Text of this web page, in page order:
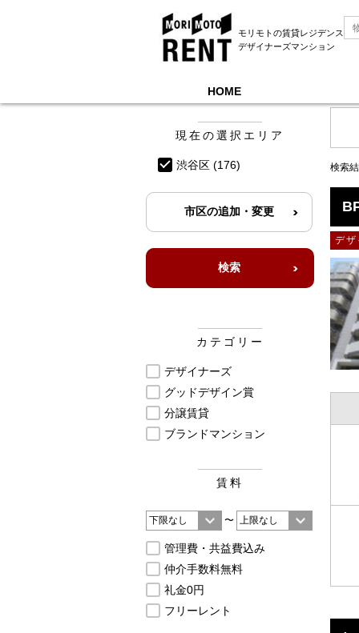
モリモトの賃貸レジデンス
デザイナーズマンション
HOME
モリモトレントTOP ＞
検索
デ
現在の選択エリア
渋谷区 (176)
カテゴリー
デザイナーズ
グッドデザイン賞
分譲賃貸
ブランドマンション
賃料
〜
管理費・共益費込み
仲介手数料無料
礼金0円
フリーレント